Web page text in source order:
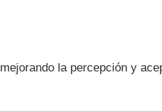
la percepción y